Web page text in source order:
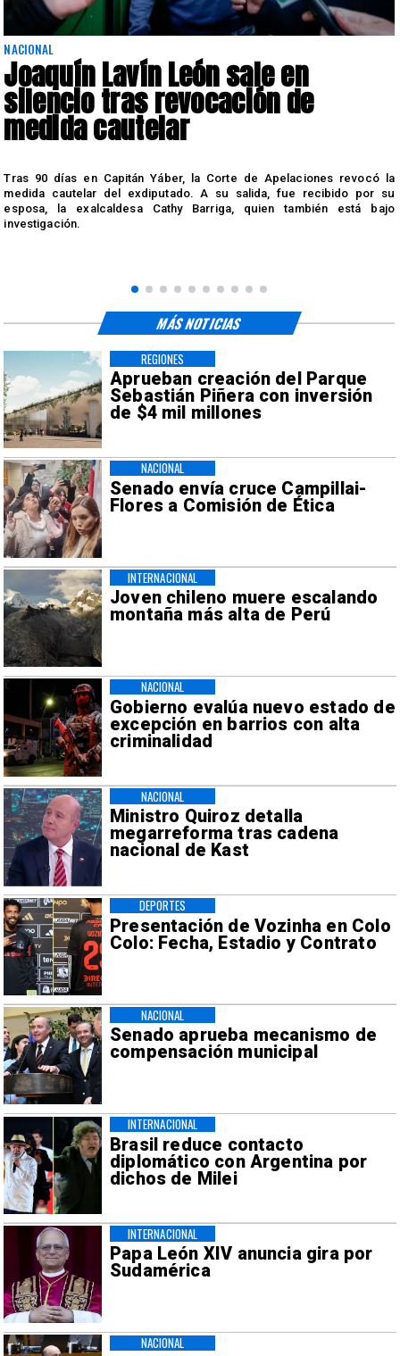
NACIONAL
Joaquín Lavín León sale en
silencio tras revocación de
medida cautelar
Tras 90 días en Capitán Yáber, la Corte de Apelaciones revocó la
medida cautelar del exdiputado. A su salida, fue recibido por su
esposa, la exalcaldesa Cathy Barriga, quien también está bajo
investigación.
Aprueban creación del Parque
Sebastián Piñera con inversión
de $4 mil millones
REGIONES
Senado envía cruce Campillai-
Flores a Comisión de Ética
NACIONAL
Joven chileno muere escalando
montaña más alta de Perú
INTERNACIONAL
Gobierno evalúa nuevo estado de
excepción en barrios con alta
criminalidad
NACIONAL
Ministro Quiroz detalla
megarreforma tras cadena
nacional de Kast
NACIONAL
Presentación de Vozinha en Colo
Colo: Fecha, Estadio y Contrato
DEPORTES
Senado aprueba mecanismo de
compensación municipal
NACIONAL
Brasil reduce contacto
diplomático con Argentina por
dichos de Milei
INTERNACIONAL
Papa León XIV anuncia gira por
Sudamérica
INTERNACIONAL
NACIONAL
MÁS NOTICIAS